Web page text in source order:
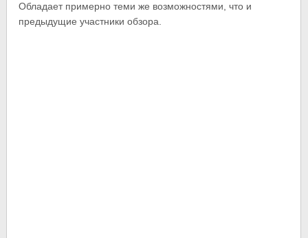
Обладает примерно теми же возможностями, что и
предыдущие участники обзора.